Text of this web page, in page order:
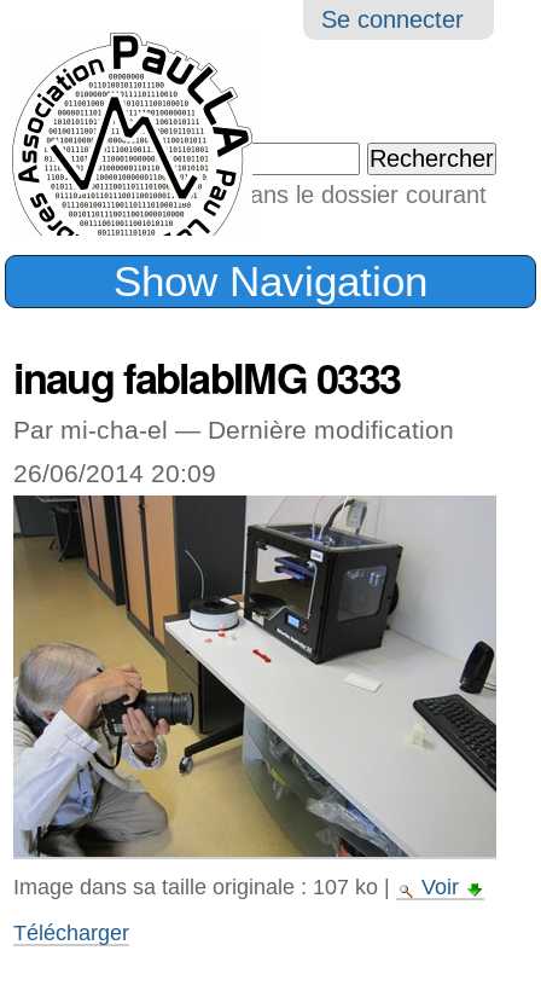
Outils
Se connecter
Chercher par
Seulement dans le dossier courant
Recherche
Show Navigation
inaug fablabIMG 0333
Par mi-cha-el — Dernière modification
26/06/2014 20:09
Image dans sa taille originale : 107 ko|
Voir
Télécharger